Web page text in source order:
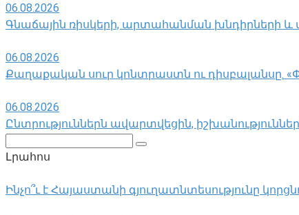
06.08.2026
Գնաճային ռիսկերի, արտահանման խնդիրների և
06.08.2026
Քաղաքական սուր կոնտրաստն ու դիսբալանսը.
06.08.2026
Ընտրություններն ավարտվեցին,
Լրահոս
Ինչո՞ւ է Հայաստանի գյուղատնտեսությունը